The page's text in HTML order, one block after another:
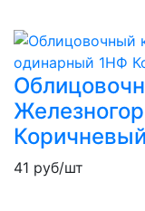
41 руб/шт